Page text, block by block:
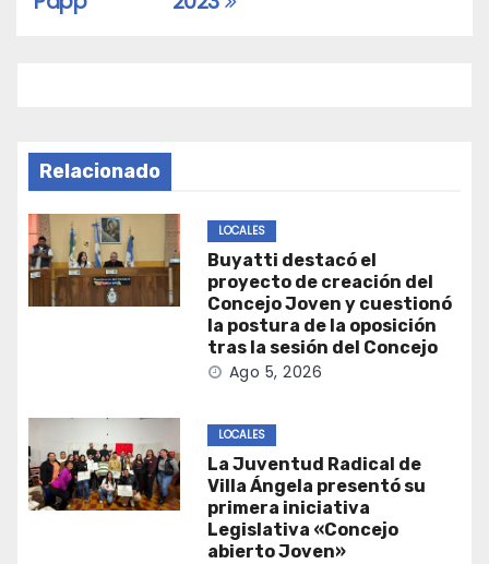
Relacionado
LOCALES
Buyatti destacó el
proyecto de creación del
Concejo Joven y cuestionó
la postura de la oposición
tras la sesión del Concejo
Ago 5, 2026
LOCALES
La Juventud Radical de
Villa Ángela presentó su
primera iniciativa
Legislativa «Concejo
abierto Joven»